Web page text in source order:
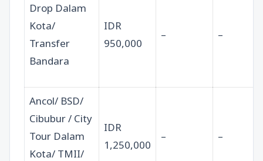
Drop Dalam
Kota/
Transfer
Bandara
IDR
950,000
– –
Ancol/ BSD/
Cibubur / City
Tour Dalam
Kota/ TMII/
IDR
1,250,000
– –